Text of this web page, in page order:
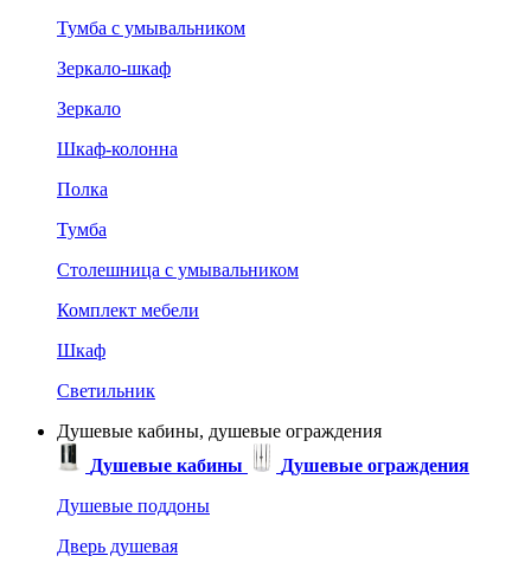
Тумба с умывальником
Зеркало-шкаф
Зеркало
Шкаф-колонна
Полка
Тумба
Столешница с умывальником
Комплект мебели
Шкаф
Светильник
Душевые кабины, душевые ограждения
Душевые кабины
Душевые ограждения
Душевые поддоны
Дверь душевая